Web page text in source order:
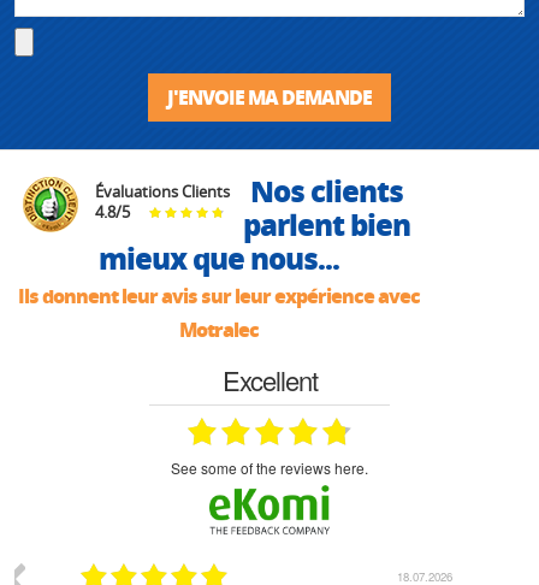
J'ENVOIE MA DEMANDE
Évaluations Clients
4.8/5
Nos clients
parlent bien
mieux que nous...
Ils donnent leur avis sur leur expérience avec
Motralec
Excellent
see some of the reviews here.
18.07.2026